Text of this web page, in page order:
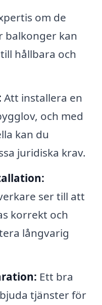
om de
balkonger kan
hållbara och
Att installera en
och med
kan du
juridiska krav.
ser till att
korrekt och
långvarig
Ett bra
tjänster för